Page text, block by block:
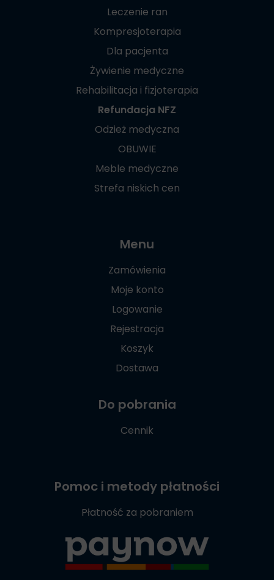
Leczenie ran
Kompresjoterapia
Dla pacjenta
Żywienie medyczne
Rehabilitacja i fizjoterapia
Refundacja NFZ
Odzież medyczna
OBUWIE
Meble medyczne
Strefa niskich cen
Menu
Zamówienia
Moje konto
Logowanie
Rejestracja
Koszyk
Dostawa
Do pobrania
Cennik
Pomoc i metody płatności
Płatność za pobraniem